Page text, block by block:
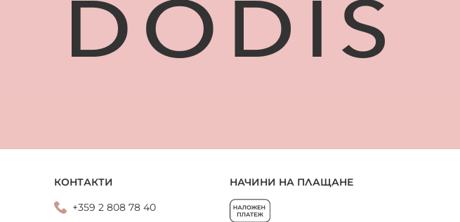
КОНТАКТИ
+359 2 808 78 40
НАЧИНИ НА ПЛАЩАНЕ